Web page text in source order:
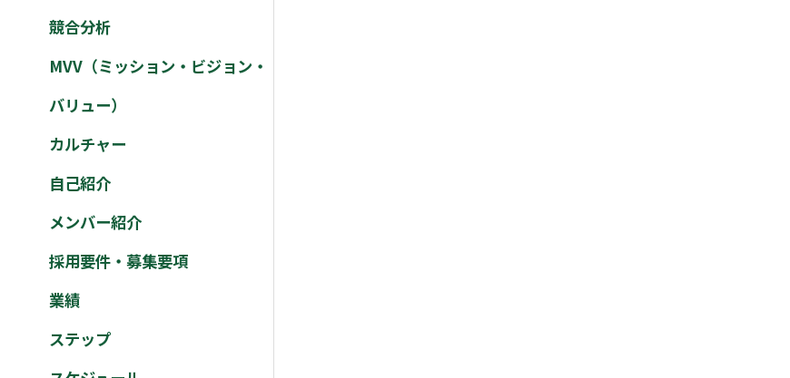
競合分析
MVV（ミッション・ビジョン・
バリュー）
カルチャー
自己紹介
メンバー紹介
採用要件・募集要項
業績
ステップ